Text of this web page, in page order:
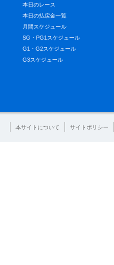
本日のレース
本日の払戻金一覧
月間スケジュール
SG・PG1スケジュール
G1・G2スケジュール
G3スケジュール
本サイトについて サイトポリシー